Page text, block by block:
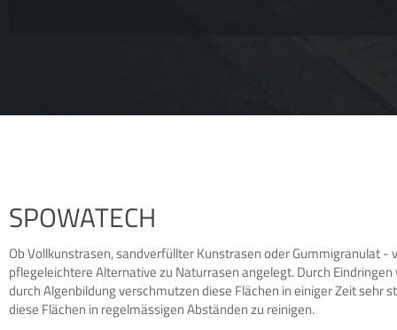
SPOWATECH
Ob Vollkunstrasen, sandverfüllter Kunstrasen oder Gummigranulat -
pflegeleichtere Alternative zu Naturrasen angelegt. Durch
durch Algenbildung verschmutzen diese Flächen in einiger Zeit sehr
diese Flächen in regelmässigen Abständen zu reinigen.